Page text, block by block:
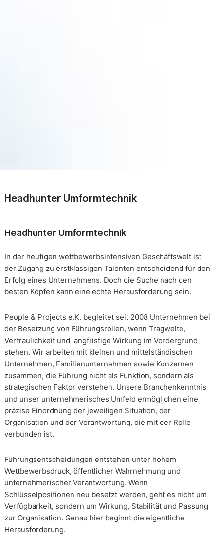
Headhunter Umformtechnik
Headhunter Umformtechnik
In der heutigen wettbewerbsintensiven Geschäftswelt ist
der Zugang zu erstklassigen Talenten entscheidend für den
Erfolg eines Unternehmens. Doch die Suche nach den
besten Köpfen kann eine echte Herausforderung sein.
People & Projects e.K. begleitet seit 2008 Unternehmen bei
der Besetzung von Führungsrollen, wenn Tragweite,
Vertraulichkeit und langfristige Wirkung im Vordergrund
stehen. Wir arbeiten mit kleinen und mittelständischen
Unternehmen, Familienunternehmen sowie Konzernen
zusammen, die Führung nicht als Funktion, sondern als
strategischen Faktor verstehen. Unsere Branchenkenntnis
und unser unternehmerisches Umfeld ermöglichen eine
präzise Einordnung der jeweiligen Situation, der
Organisation und der Verantwortung, die mit der Rolle
verbunden ist.
Führungsentscheidungen entstehen unter hohem
Wettbewerbsdruck, öffentlicher Wahrnehmung und
unternehmerischer Verantwortung. Wenn
Schlüsselpositionen neu besetzt werden, geht es nicht um
Verfügbarkeit, sondern um Wirkung, Stabilität und Passung
zur Organisation. Genau hier beginnt die eigentliche
Herausforderung.